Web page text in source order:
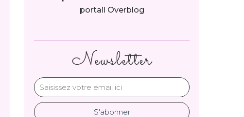
Newsletter
portail Overblog